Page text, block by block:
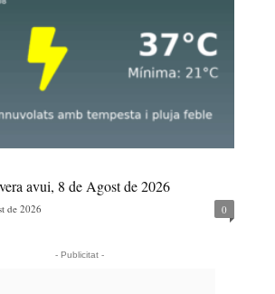
avui, 8 de Agost de 2026
de 2026 0
- Publicitat -